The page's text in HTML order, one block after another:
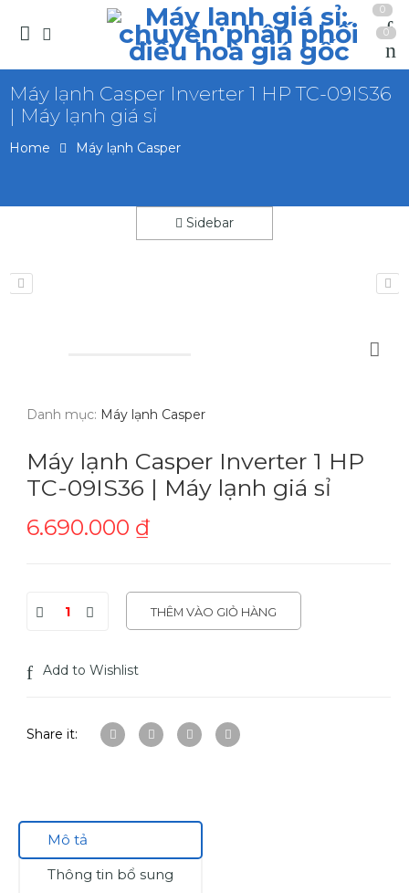
0
0
Máy lạnh Casper Inverter 1 HP TC-09IS36
| Máy lạnh giá sỉ
Home Máy lạnh Casper
Sidebar
Danh mục: Máy lạnh Casper
Máy lạnh Casper Inverter 1 HP
TC-09IS36 | Máy lạnh giá sỉ
6.690.000 ₫
THÊM VÀO GIỎ HÀNG
Add to Wishlist
Share it:
Mô tả
Thông tin bổ sung